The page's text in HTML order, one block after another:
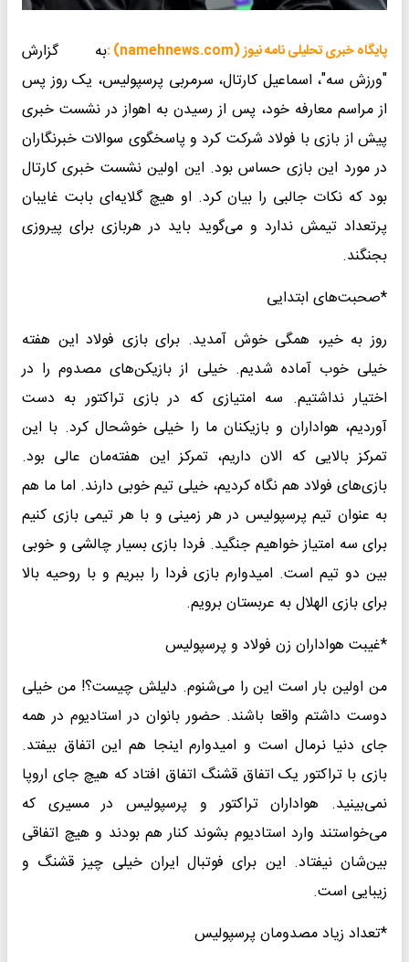
پایگاه خبری تحلیلی نامه نیوز (namehnews.com) :
به گزارش
"ورزش سه"، اسماعیل کارتال، سرمربی پرسپولیس، یک روز پس
از مراسم معارفه خود، پس از رسیدن به اهواز در نشست خبری
پیش از بازی با فولاد شرکت کرد و پاسخگوی سوالات خبرنگاران
در مورد این بازی حساس بود. این اولین نشست خبری کارتال
بود که نکات جالبی را بیان کرد. او هیچ گلایه‌ای بابت غایبان
پرتعداد تیمش ندارد و می‌گوید باید در هربازی برای پیروزی
بجنگند.
*صحبت‌های ابتدایی
روز به خیر، همگی خوش آمدید. برای بازی فولاد این هفته
خیلی خوب آماده شدیم. خیلی از بازیکن‌های مصدوم را در
اختیار نداشتیم. سه امتیازی که در بازی تراکتور به دست
آوردیم، هواداران و بازیکنان ما را خیلی خوشحال کرد. با این
تمرکز بالایی که الان داریم، تمرکز این هفته‌مان عالی بود.
بازی‌های فولاد هم نگاه کردیم، خیلی تیم خوبی دارند. اما ما هم
به عنوان تیم پرسپولیس در هر زمینی و با هر تیمی بازی کنیم
برای سه امتیاز خواهیم جنگید. فردا بازی بسیار چالشی و خوبی
بین دو تیم است. امیدوارم بازی فردا را ببریم و با روحیه بالا
برای بازی الهلال به عربستان برویم.
*غیبت هواداران زن فولاد و پرسپولیس
من اولین بار است این را می‌شنوم. دلیلش چیست؟! من خیلی
دوست داشتم واقعا باشند. حضور بانوان در استادیوم در همه
جای دنیا نرمال است و امیدوارم اینجا هم این اتفاق بیفتد‌.
بازی با تراکتور یک اتفاق قشنگ اتفاق افتاد که هیچ جای اروپا
نمی‌بینید. هواداران تراکتور و پرسپولیس در مسیری که
می‌خواستند وارد استادیوم بشوند کنار هم بودند و هیچ اتفاقی
بین‌شان نیفتاد. این برای فوتبال ایران خیلی چیز قشنگ و
زیبایی است.
*تعداد زیاد مصدومان پرسپولیس